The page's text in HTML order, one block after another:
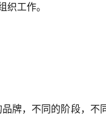
工作。
牌，不同的阶段，不